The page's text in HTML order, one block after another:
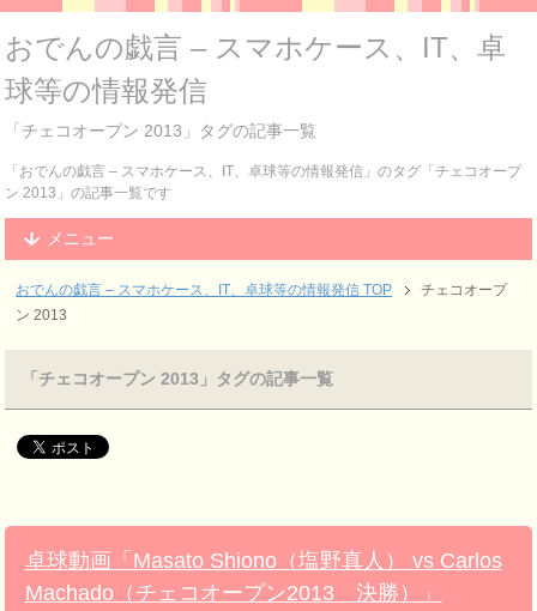
おでんの戯言 – スマホケース、IT、卓
球等の情報発信
「チェコオープン 2013」タグの記事一覧
「おでんの戯言 – スマホケース、IT、卓球等の情報発信」のタグ「チェコオープ
ン 2013」の記事一覧です
メニュー
おでんの戯言 – スマホケース、IT、卓球等の情報発信 TOP
チェコオープ
ン 2013
「チェコオープン 2013」タグの記事一覧
卓球動画「Masato Shiono（塩野真人） vs Carlos
Machado（チェコオープン2013 決勝）」